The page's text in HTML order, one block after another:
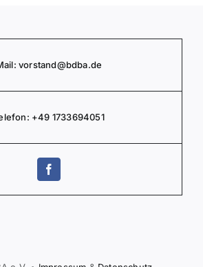
vorstand@bdba.de
+49 1733694051